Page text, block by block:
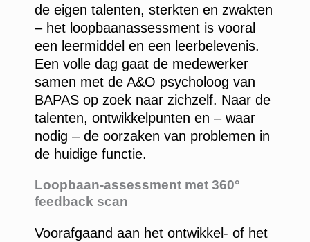
de eigen talenten, sterkten en zwakten
– het loopbaanassessment is vooral
een leermiddel en een leerbelevenis.
Een volle dag gaat de medewerker
samen met de A&O psycholoog van
BAPAS op zoek naar zichzelf. Naar de
talenten, ontwikkelpunten en – waar
nodig – de oorzaken van problemen in
de huidige functie.
Loopbaan-assessment met 360°
feedback scan
Voorafgaand aan het ontwikkel- of het